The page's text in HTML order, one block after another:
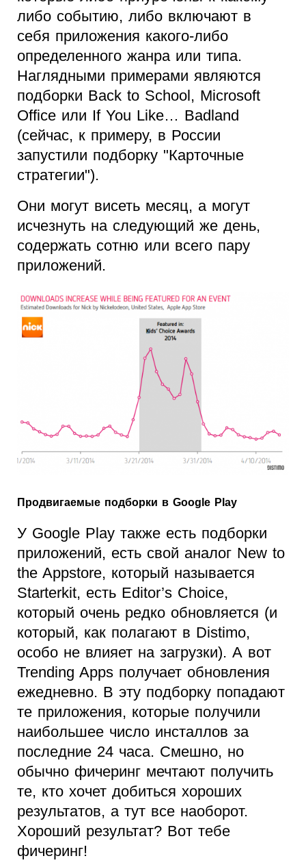
либо событию, либо включают в
себя приложения какого-либо
определенного жанра или типа.
Наглядными примерами являются
подборки Back to School, Microsoft
Office или If You Like… Badland
(сейчас, к примеру, в России
запустили подборку "Карточные
стратегии").
Они могут висеть месяц, а могут
исчезнуть на следующий же день,
содержать сотню или всего пару
приложений.
Продвигаемые подборки в Google Play
У Google Play также есть подборки
приложений, есть свой аналог New to
the Appstore, который называется
Starterkit, есть Editor’s Choice,
который очень редко обновляется (и
который, как полагают в Distimo,
особо не влияет на загрузки). А вот
Trending Apps получает обновления
ежедневно. В эту подборку попадают
те приложения, которые получили
наибольшее число инсталлов за
последние 24 часа. Смешно, но
обычно фичеринг мечтают получить
те, кто хочет добиться хороших
результатов, а тут все наоборот.
Хороший результат? Вот тебе
фичеринг!